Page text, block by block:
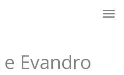
menu
Evandro